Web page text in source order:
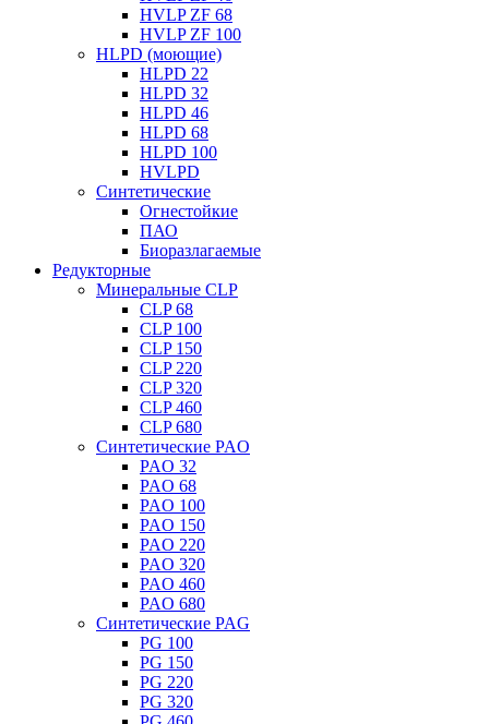
HVLP ZF 68
HVLP ZF 100
HLPD (моющие)
HLPD 22
HLPD 32
HLPD 46
HLPD 68
HLPD 100
HVLPD
Синтетические
Огнестойкие
ПАО
Биоразлагаемые
Редукторные
Минеральные CLP
CLP 68
CLP 100
CLP 150
CLP 220
CLP 320
CLP 460
CLP 680
Синтетические PAO
PAO 32
PAO 68
PAO 100
PAO 150
PAO 220
PAO 320
PAO 460
PAO 680
Синтетические PAG
PG 100
PG 150
PG 220
PG 320